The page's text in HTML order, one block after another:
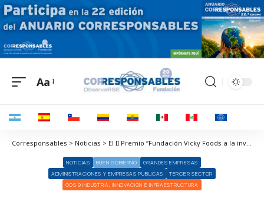
Aa
Corresponsables > Noticias > El II Premio “Fundación Vicky Foods a la investigación en nutrición y salud” recae en un proyecto relacionado con la nutrición saludable y sostenible en productos de bollería
NOTICIAS BUEN GOBIERNO
GRANDES EMPRESAS
ADMINISTRACIONES Y EMPRESAS PÚBLICAS
TERCER SECTOR
ODS 9 INDUSTRIA, INNOVACIÓN E INFRAESTRUCTURA